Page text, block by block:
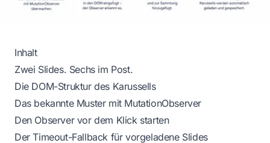
Inhalt
Zwei Slides. Sechs im Post.
Die DOM-Struktur des Karussells
Das bekannte Muster mit MutationObserver
Den Observer vor dem Klick starten
Der Timeout-Fallback für vorgeladene Slides